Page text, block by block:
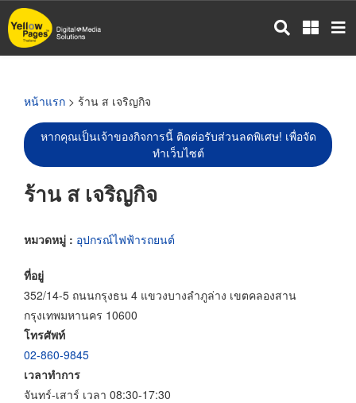
ข้าม
ไป
หน้าแรก > ร้าน ส เจริญกิจ
หากคุณเป็นเจ้าของกิจการนี้ ติดต่อรับส่วนลดพิเศษ! เพื่อจัด
ทำเว็บไซต์
ร้าน ส เจริญกิจ
หมวดหมู่ : อุปกรณ์ไฟฟ้ารถยนต์
ที่อยู่
352/14-5 ถนนกรุงธน 4 แขวงบางลำภูล่าง เขตคลองสาน
กรุงเทพมหานคร 10600
โทรศัพท์
02-860-9845
เวลาทำการ
จันทร์-เสาร์ เวลา 08:30-17:30